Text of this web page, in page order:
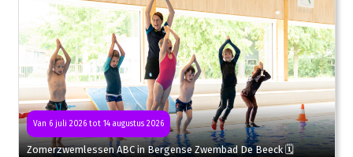
Van 6 juli 2026 tot 14 augustus 2026
Zomerzwemlessen ABC in Bergense Zwembad De Beeck 🗓